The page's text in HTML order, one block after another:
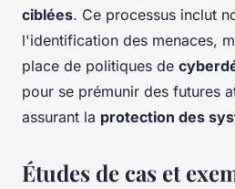
ciblées. Ce processus inclut
l'identification des menaces,
place de politiques de
pour se prémunir des futures
assurant la protection des
Études de cas et